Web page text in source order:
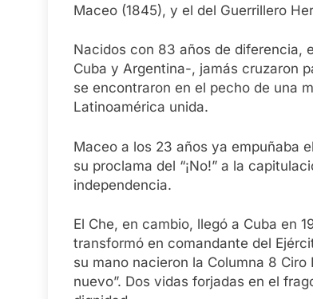
Maceo (1845), y el del Guerrillero
Nacidos con 83 años de diferencia,
Cuba y Argentina-, jamás cruzaron
se encontraron en el pecho de una
Latinoamérica unida.
Maceo a los 23 años ya empuñaba
su proclama del “¡No!” a la
independencia.
El Che, en cambio, llegó a Cuba en
transformó en comandante del
su mano nacieron la Columna 8
nuevo”. Dos vidas forjadas en el